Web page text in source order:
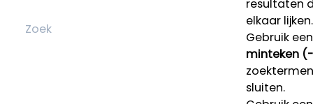
resultaten
elkaar lijken.
Gebruik een
minteken
sluiten.